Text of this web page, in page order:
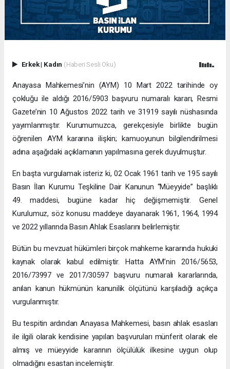
Erkek| Kadın (Haberi Sesli Oku)
Anayasa Mahkemesi’nin (AYM) 10 Mart 2022 tarihinde oy
çokluğu ile aldığı 2016/5903 başvuru numaralı kararı, Resmi
Gazete’nin 10 Ağustos 2022 tarih ve 31919 sayılı nüshasında
yayımlanmıştır. Kurumumuzca, gerekçesiyle birlikte bugün
öğrenilen AYM kararına ilişkin; kamuoyunun bilgilendirilmesi
adına aşağıdaki açıklamanın yapılmasına gerek duyulmuştur.
En başta vurgulamak isteriz ki, 02 Ocak 1961 tarih ve 195 sayılı
Basın İlan Kurumu Teşkiline Dair Kanunun “Müeyyide” başlıklı
49. maddesi, bugüne kadar hiç değişmemiştir. Genel
Kurulumuz, söz konusu maddeye dayanarak 1961, 1964, 1994
ve 2022 yıllarında Basın Ahlak Esaslarını belirlemiştir.
Bütün bu mevzuat hükümleri birçok mahkeme kararında hukuki
kaynak olarak kabul edilmiştir. Hatta AYM’nin 2016/5653,
2016/73997 ve 2017/30597 başvuru numaralı kararlarında,
anılan kanun hükmünün kanunilik ölçütünü karşıladığı açıkça
vurgulanmıştır.
Bu tespitin ardından Anayasa Mahkemesi, basın ahlak esasları
ile ilgili olarak kendisine yapılan başvuruları münferit olarak ele
almış ve müeyyide kararının ölçülülük ilkesine uygun olup
olmadığını esastan incelemiştir.